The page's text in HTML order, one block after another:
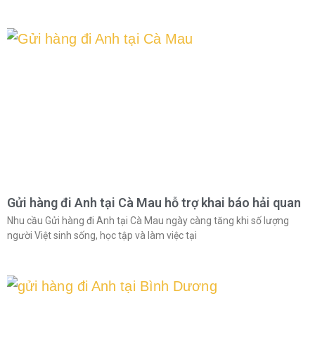
Gửi hàng đi Anh tại Cà Mau hỗ trợ khai báo hải quan
Nhu cầu Gửi hàng đi Anh tại Cà Mau ngày càng tăng khi số lượng
người Việt sinh sống, học tập và làm việc tại